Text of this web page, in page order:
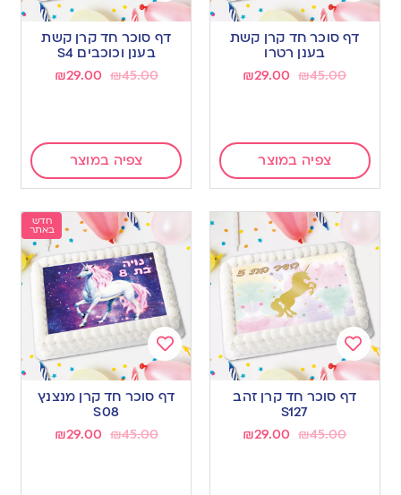
Add
to
wishlist
דף סוכר חד קרן קשת
בענן רטרו
₪45.00
₪29.00
צפיה במוצר
Add
to
wishlist
דף סוכר חד קרן קשת
בענן וכוכבים S4
₪45.00
₪29.00
צפיה במוצר
Add
wishlist
דף סוכר חד קרן זהב
S127
₪45.00
₪29.00
חדש
באתר
Add
to
wishlist
דף סוכר חד קרן מנצנץ
S08
₪45.00
₪29.00